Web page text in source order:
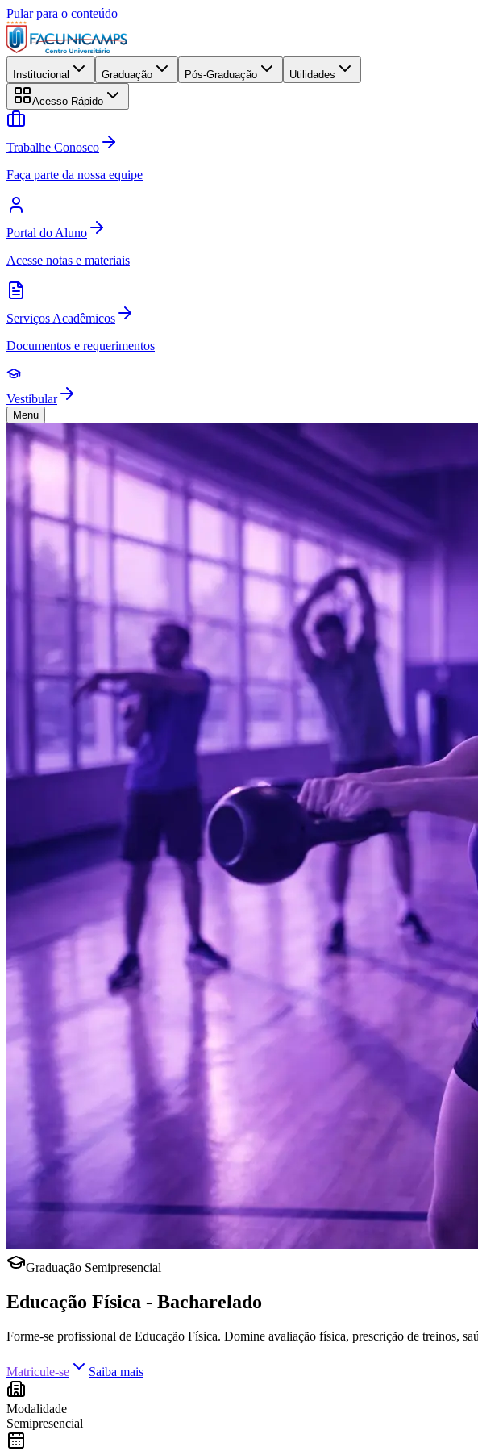
Pular para o conteúdo
Institucional Graduação Pós-Graduação Utilidades
Acesso Rápido
Trabalhe Conosco
Faça parte da nossa equipe
Portal do Aluno
Acesse notas e materiais
Serviços Acadêmicos
Documentos e requerimentos
Vestibular
Menu
Graduação Semipresencial
Educação Física - Bacharelado
Forme-se profissional de Educação Física. Domine avaliação física, prescrição de treinos,
Matricule-se Saiba mais
Modalidade
Semipresencial